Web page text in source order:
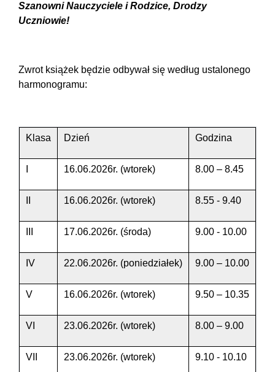
Szanowni Nauczyciele i Rodzice, Drodzy
Uczniowie!
Zwrot książek będzie odbywał się według ustalonego
harmonogramu:
Klasa Dzień Godzina
16.06.2026r. (wtorek) 8.00 – 8.45
16.06.2026r. (wtorek) 8.55 - 9.40
17.06.2026r. (środa) 9.00 - 10.00
IV 22.06.2026r. (poniedziałek) 9.00 – 10.00
V 16.06.2026r. (wtorek) 9.50 – 10.35
VI 23.06.2026r. (wtorek) 8.00 – 9.00
VII 23.06.2026r. (wtorek) 9.10 - 10.10